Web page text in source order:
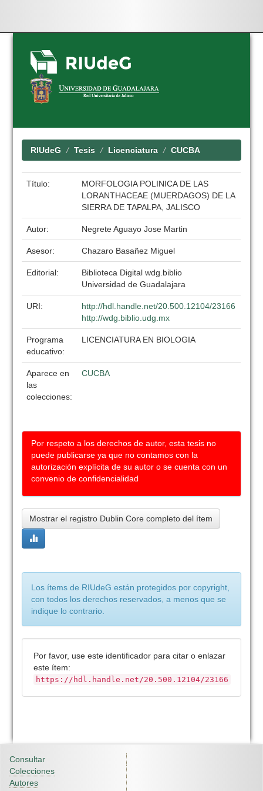
Skip
navigation
RIUdeG Tesis Licenciatura CUCBA
Título:
MORFOLOGIA POLINICA DE LAS
LORANTHACEAE (MUERDAGOS) DE LA
SIERRA DE TAPALPA, JALISCO
Autor: Negrete Aguayo Jose Martin
Asesor: Chazaro Basañez Miguel
Editorial:
Biblioteca Digital wdg.biblio
Universidad de Guadalajara
URI:
http://hdl.handle.net/20.500.12104/23166
http://wdg.biblio.udg.mx
Programa
educativo:
LICENCIATURA EN BIOLOGIA
Aparece en
las
colecciones:
CUCBA
Por respeto a los derechos de autor, esta tesis no
puede publicarse ya que no contamos con la
autorización explícita de su autor o se cuenta con un
convenio de confidencialidad
Mostrar el registro Dublin Core completo del ítem
Los ítems de RIUdeG están protegidos por copyright,
con todos los derechos reservados, a menos que se
indique lo contrario.
Por favor, use este identificador para citar o enlazar
este ítem:
https://hdl.handle.net/20.500.12104/23166
Consultar
Colecciones
Autores